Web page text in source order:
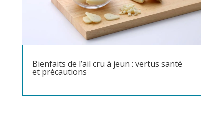
Bienfaits de l’ail cru à jeun : vertus santé
et précautions